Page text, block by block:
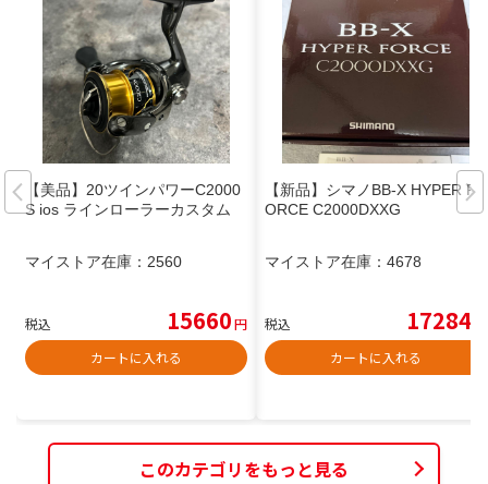
【美品】20ツインパワーC2000
S ios ラインローラーカスタム
マイストア在庫： 2560
税込 15660円
カートに入れる
【新品】シマノBB-X HYPER F
ORCE C2000DXXG
マイストア在庫： 4678
税込 17284
カートに入れる
このカテゴリをもっと見る